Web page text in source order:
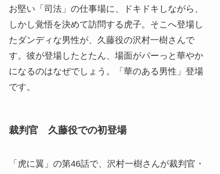
お堅い「司法」の仕事場に、ドキドキしながら、
しかし覚悟を決めて訪問する虎子。そこへ登場し
たダンディな男性が、久藤役の沢村一樹さんで
す。彼が登場したとたん、場面がパーっと華やか
になるのはなぜでしょう。「華のある男性」登場
です。
裁判官 久藤役での初登場
「虎に翼」の第46話で、沢村一樹さんが裁判官・